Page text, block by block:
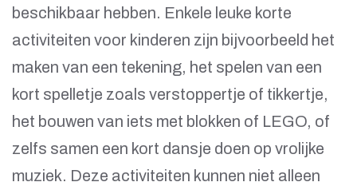
beschikbaar hebben. Enkele leuke korte
activiteiten voor kinderen zijn bijvoorbeeld het
maken van een tekening, het spelen van een
kort spelletje zoals verstoppertje of tikkertje,
het bouwen van iets met blokken of LEGO, of
zelfs samen een kort dansje doen op vrolijke
muziek. Deze activiteiten kunnen niet alleen